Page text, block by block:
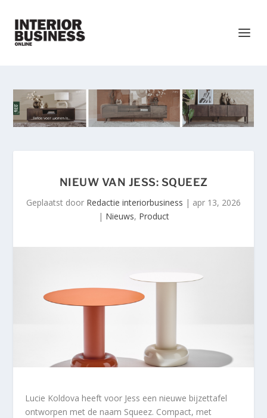
NIEUW VAN JESS: SQUEEZ
Geplaatst door Redactie interiorbusiness | apr 13, 2026
| Nieuws, Product
Lucie Koldova heeft voor Jess een nieuwe bijzettafel
ontworpen met de naam Squeez. Compact, met